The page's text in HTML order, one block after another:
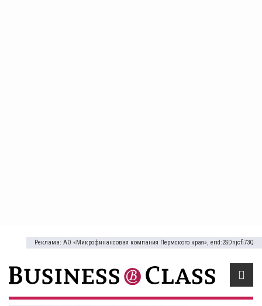
Реклама: АО «Микрофинансовая компания Пермского края», erid:2SDnjcfi73Q